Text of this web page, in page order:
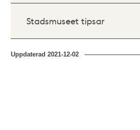
Stadsmuseet tipsar
Uppdaterad2021-12-02